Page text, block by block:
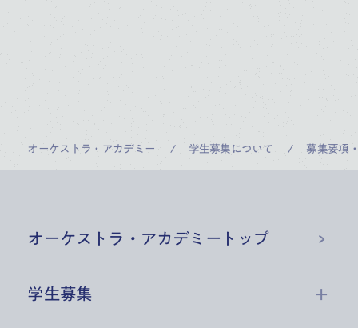
オーケストラ・アカデミー 学生募集について 募集要項
オーケストラ・アカデミー トップ
学生募集